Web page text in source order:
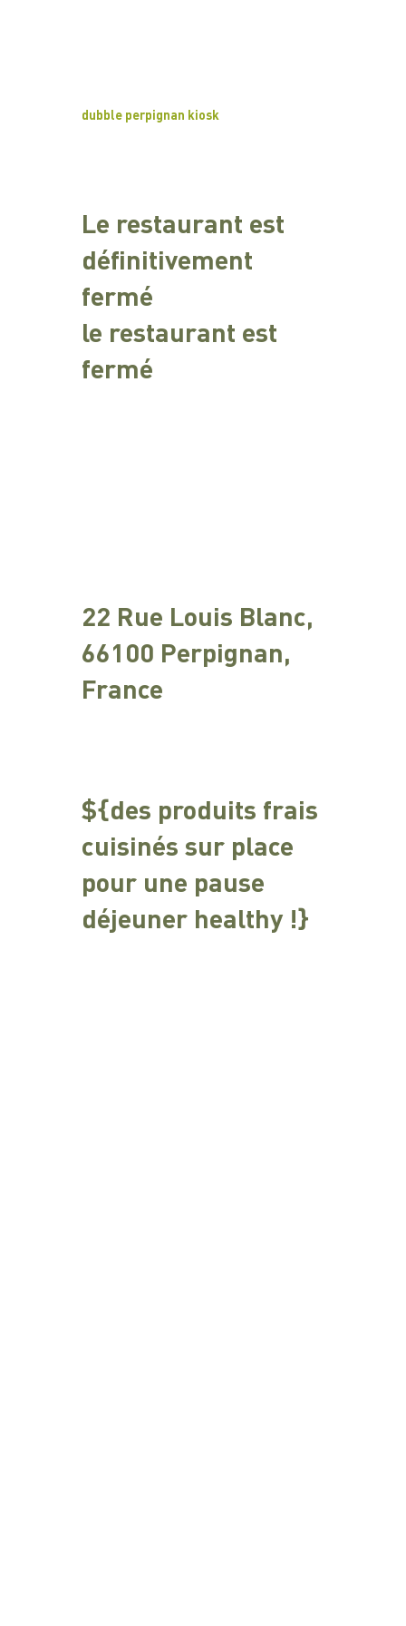
dubble perpignan kiosk
Le restaurant est
définitivement
fermé
le restaurant est
fermé
22 Rue Louis Blanc,
66100 Perpignan,
France
${des produits frais
cuisinés sur place
pour une pause
déjeuner healthy !}